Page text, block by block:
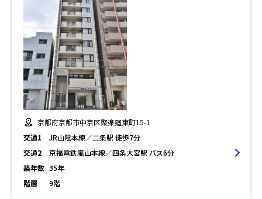
京都府京都市中京区聚楽廻東町15-1
交通1
JR山陰本線／二条駅 徒歩7分
交通2
京福電鉄嵐山本線／四条大宮駅 バス6分
築年数 35年
階層
9階